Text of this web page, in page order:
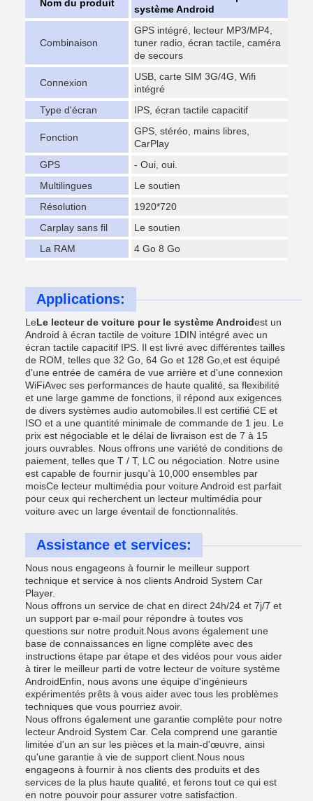
Nom du produit
système Android
Combinaison
GPS intégré, lecteur MP3/MP4,
tuner radio, écran tactile, caméra
de secours
Connexion
USB, carte SIM 3G/4G, Wifi
intégré
Type d'écran
IPS, écran tactile capacitif
Fonction
GPS, stéréo, mains libres,
CarPlay
GPS
- Oui, oui.
Multilingues
Le soutien
Résolution
1920*720
Carplay sans fil
Le soutien
La RAM
4 Go 8 Go
Applications:
LeLe lecteur de voiture pour le système Androidest un
Android à écran tactile de voiture 1DIN intégré avec un
écran tactile capacitif IPS. Il est livré avec différentes tailles
de ROM, telles que 32 Go, 64 Go et 128 Go,et est équipé
d'une entrée de caméra de vue arrière et d'une connexion
WiFiAvec ses performances de haute qualité, sa flexibilité
et une large gamme de fonctions, il répond aux exigences
de divers systèmes audio automobiles.Il est certifié CE et
ISO et a une quantité minimale de commande de 1 jeu. Le
prix est négociable et le délai de livraison est de 7 à 15
jours ouvrables. Nous offrons une variété de conditions de
paiement, telles que T / T, LC ou négociation. Notre usine
est capable de fournir jusqu'à 10,000 ensembles par
moisCe lecteur multimédia pour voiture Android est parfait
pour ceux qui recherchent un lecteur multimédia pour
voiture avec un large éventail de fonctionnalités.
Assistance et services:
Nous nous engageons à fournir le meilleur support
technique et service à nos clients Android System Car
Player.
Nous offrons un service de chat en direct 24h/24 et 7j/7 et
un support par e-mail pour répondre à toutes vos
questions sur notre produit.Nous avons également une
base de connaissances en ligne complète avec des
instructions étape par étape et des vidéos pour vous aider
à tirer le meilleur parti de votre lecteur de voiture système
AndroidEnfin, nous avons une équipe d'ingénieurs
expérimentés prêts à vous aider avec tous les problèmes
techniques que vous pourriez avoir.
Nous offrons également une garantie complète pour notre
lecteur Android System Car. Cela comprend une garantie
limitée d'un an sur les pièces et la main-d'œuvre, ainsi
qu'une garantie à vie de support client.Nous nous
engageons à fournir à nos clients des produits et des
services de la plus haute qualité, et ferons tout ce qui est
en notre pouvoir pour assurer votre satisfaction.